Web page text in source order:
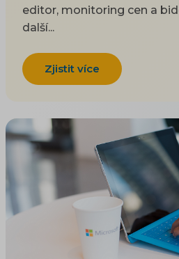
editor, monitoring cen a
další...
Zjistit více